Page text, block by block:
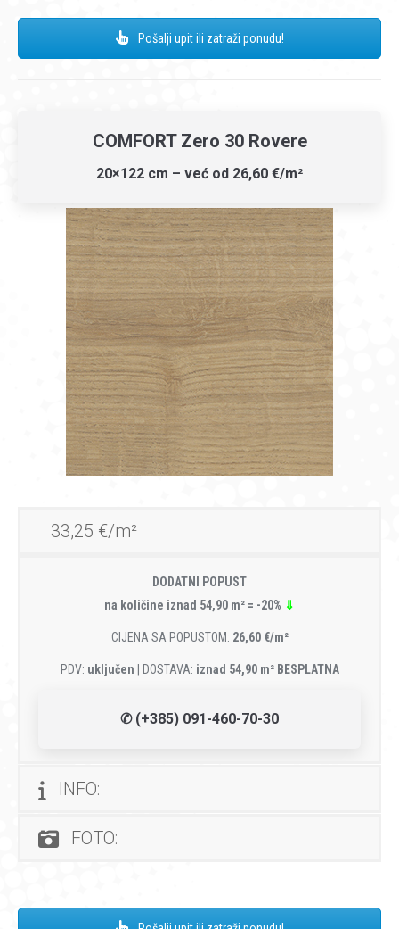
Pošalji upit ili zatraži ponudu!
COMFORT Zero 30 Rovere
20×122 cm – već od 26,60 €/m²
33,25 €/m²
DODATNI POPUST
na količine iznad 54,90 m² = -20% ⇓
CIJENA SA POPUSTOM: 26,60 €/m²
PDV: uključen | DOSTAVA: iznad 54,90 m² BESPLATNA
✆ (+385) 091-460-70-30
INFO:
FOTO: